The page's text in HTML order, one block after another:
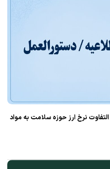
نرخ ارز حوزه سلامت به مواد